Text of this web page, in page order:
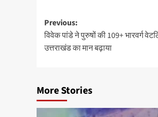
Post
navigation
Previous:
विवेक पांडे ने पुरुषों की 109+ भारवर्ग
उत्तराखंड का मान बढ़ाया
More Stories